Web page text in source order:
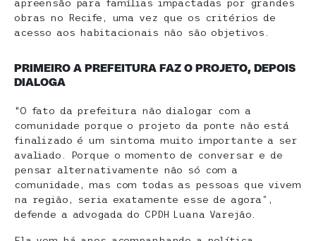
apreensão para famílias impactadas por grandes
obras no Recife, uma vez que os critérios de
acesso aos habitacionais não são objetivos.
PRIMEIRO A PREFEITURA FAZ O PROJETO, DEPOIS
DIALOGA
“O fato da prefeitura não dialogar com a
comunidade porque o projeto da ponte não está
finalizado é um sintoma muito importante a ser
avaliado. Porque o momento de conversar e de
pensar alternativamente não só com a
comunidade, mas com todas as pessoas que vivem
na região, seria exatamente esse de agora”,
defende a advogada do CPDH Luana Varejão.